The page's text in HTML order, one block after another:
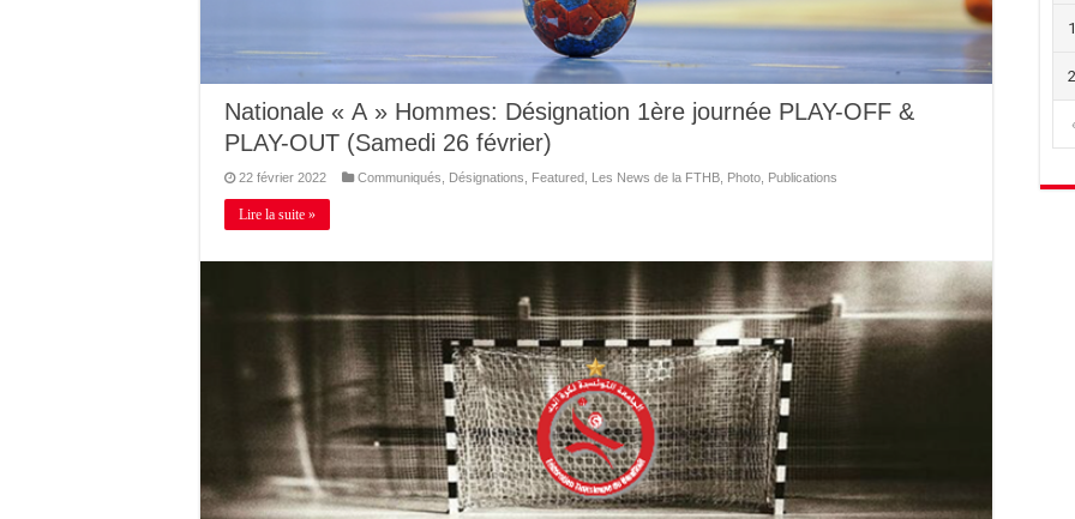
Nationale « A » Hommes: Désignation 1ère journée PLAY-OFF &
PLAY-OUT (Samedi 26 février)
22 février 2022 Communiqués, Désignations, Featured, Les News de la FTHB, Photo, Publications
Lire la suite »